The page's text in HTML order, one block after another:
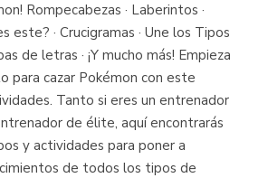
Rompecabezas · Laberintos ·
este? · Crucigramas · Une los Tipos
de letras · ¡Y mucho más! Empieza
para cazar Pokémon con este
Tanto si eres un entrenador
de élite, aquí encontrarás
y actividades para poner a
de todos los tipos de